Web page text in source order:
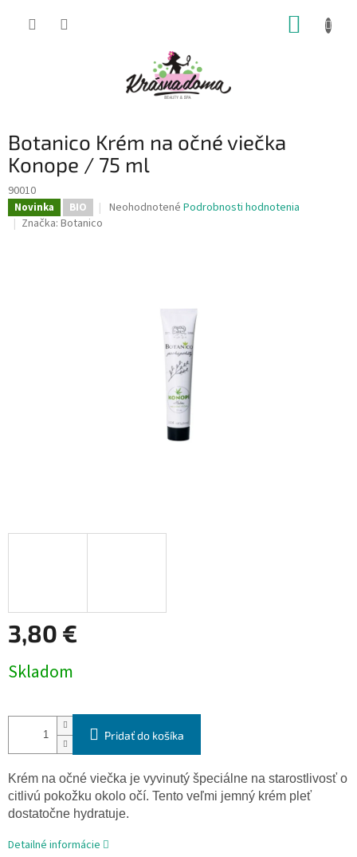
Botanico Krém na očné viečka
Konope / 75 ml
90010
Novinka BIO
Priemerné
Neohodnotené Podrobnosti hodnotenia
Značka: Botanico
3,80 €
cena:
Skladom
Pridať do košíka
Krém na očné viečka je vyvinutý špeciálne na starostlivosť o
citlivú pokožku okolo očí. Tento veľmi jemný krém pleť
dostatočne hydratuje.
Detailné informácie